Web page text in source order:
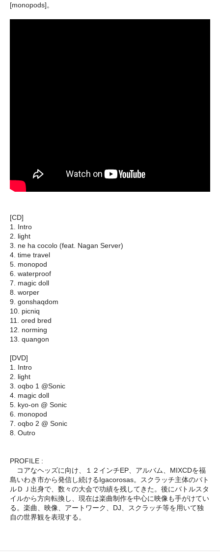
[monopods]。
[CD]
1. Intro
2. light
3. ne ha cocolo (feat. Nagan Server)
4. time travel
5. monopod
6. waterproof
7. magic doll
8. worper
9. gonshaqdom
10. picniq
11. ored bred
12. norming
13. quangon
[DVD]
1. Intro
2. light
3. oqbo 1 @Sonic
4. magic doll
5. kyo-on @ Sonic
6. monopod
7. oqbo 2 @ Sonic
8. Outro
PROFILE :
コアなヘッズに向け、１２インチEP、アルバム、MIXCDを福
島いわき市から発信し続けるIgacorosas。スクラッチ主体のバト
ルＤＪ出身で、数々の大会で功績を残してきた。後にバトルスタ
イルから方向転換し、現在は楽曲制作を中心に映像も手がけてい
る。楽曲、映像、アートワーク、DJ、スクラッチ等を用いて独
自の世界観を表現する。